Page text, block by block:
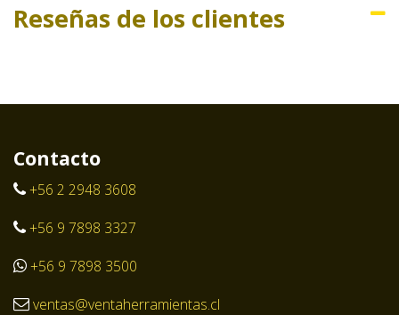
Reseñas de los clientes
Contacto
+56 2 2948 3608
+56 9 7898 3327
+56 9 7898 3500
ventas@ventaherramientas.cl